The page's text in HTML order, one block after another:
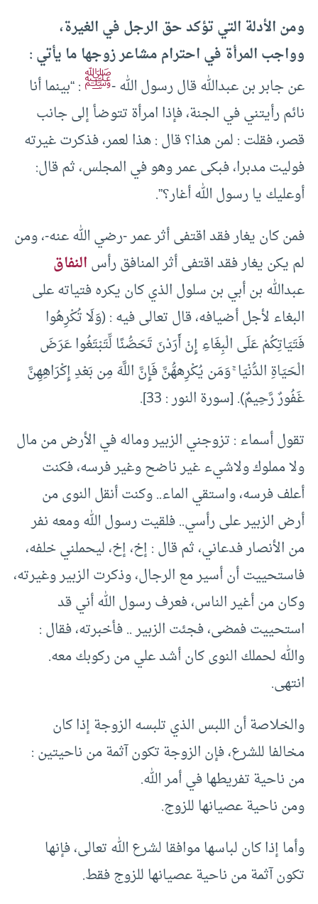
ومن الأدلة التي تؤكد حق الرجل في الغيرة،
وواجب المرأة في احترام مشاعر زوجها ما يأتي :
عن جابر بن عبدالله قال رسول الله -ﷺ: “بينما أنا
نائم رأيتني في الجنة، فإذا امرأة تتوضأ إلى جانب
قصر، فقلت : لمن هذا؟ قال : هذا لعمر، فذكرت غيرته
فوليت مدبرا، فبكى عمر وهو في المجلس، ثم قال:
أوعليك يا رسول الله أغار؟”.
فمن كان يغار فقد اقتفى أثر عمر -رضي الله عنه-، ومن
لم يكن يغار فقد اقتفى أثر المنافق رأسالنفاق
عبدالله بن أبي بن سلول الذي كان يكره فتياته على
البغاء لأجل أضيافه، قال تعالى فيه : (وَلَا تُكْرِهُوا
فَتَيَاتِكُمْ عَلَى الْبِغَاءِ إِنْ أَرَدْنَ تَحَصُّنًا لِّتَبْتَغُوا عَرَضَ
الْحَيَاةِ الدُّنْيَا ۚ وَمَن يُكْرِههُّنَّ فَإِنَّ اللَّهَ مِن بَعْدِ إِكْرَاهِهِنَّ
غَفُورٌ رَّحِيمٌ). [سورة النور : 33].
تقول أسماء : تزوجني الزبير وماله في الأرض من مال
ولا مملوك ولاشيء غير ناضح وغير فرسه، فكنت
أعلف فرسه، واستقي الماء.. وكنت أنقل النوى من
أرض الزبير على رأسي.. فلقيت رسول الله ومعه نفر
من الأنصار فدعاني، ثم قال : إخ، إخ، ليحملني خلفه،
فاستحييت أن أسير مع الرجال، وذكرت الزبير وغيرته،
وكان من أغير الناس، فعرف رسول الله أني قد
استحييت فمضى، فجئت الزبير .. فأخبرته، فقال :
والله لحملك النوى كان أشد علي من ركوبك معه.
انتهى.
والخلاصة أن اللبس الذي تلبسه الزوجة إذا كان
مخالفا للشرع، فإن الزوجة تكون آثمة من ناحيتين :
من ناحية تفريطها في أمر الله.
ومن ناحية عصيانها للزوج.
وأما إذا كان لباسها موافقا لشرع الله تعالى، فإنها
تكون آثمة من ناحية عصيانها للزوج فقط.